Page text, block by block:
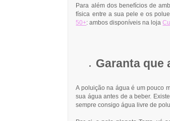
Para além dos benefícios de
física entre a sua pele e os
50+: ambos disponíveis na loja
Garanta que
A poluição na água é um pouco
sua água antes de a beber.
sempre consigo água livre de